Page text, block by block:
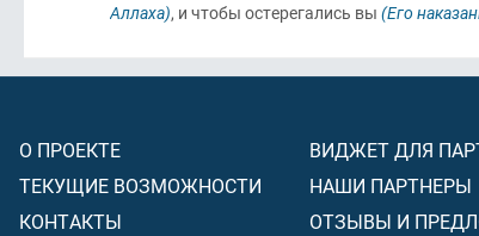
Аллаха), и чтобы остерегались вы (Его
О ПРОЕКТЕ
ТЕКУЩИЕ ВОЗМОЖНОСТИ
КОНТАКТЫ
ВИДЖЕТ ДЛЯ
НАШИ ПАРТНЕРЫ
ОТЗЫВЫ И